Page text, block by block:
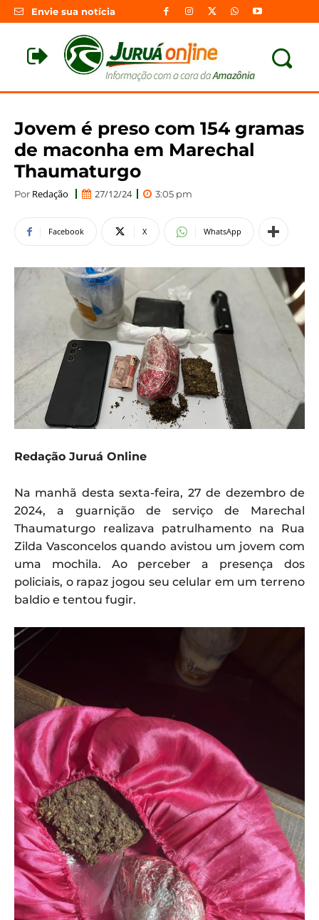
Envie sua notícia
Jovem é preso com 154 gramas
de maconha em Marechal
Thaumaturgo
Por Redação 27/12/24 3:05 pm
Facebook X WhatsApp
Redação Juruá Online
Na manhã desta sexta-feira, 27 de dezembro de
2024, a guarnição de serviço de Marechal
Thaumaturgo realizava patrulhamento na Rua
Zilda Vasconcelos quando avistou um jovem com
uma mochila. Ao perceber a presença dos
policiais, o rapaz jogou seu celular em um terreno
baldio e tentou fugir.